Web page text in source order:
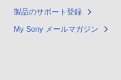
製品のサポート登録
My Sony メールマガジン